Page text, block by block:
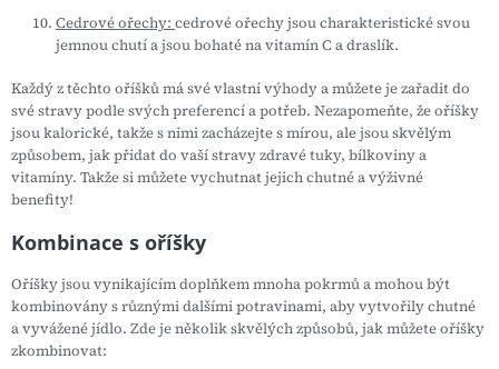
Cedrové ořechy: cedrové ořechy jsou charakteristické svou
jemnou chutí a jsou bohaté na vitamín C a draslík.
Každý z těchto oříšků má své vlastní výhody a můžete je zařadit do
své stravy podle svých preferencí a potřeb. Nezapomeňte, že oříšky
jsou kalorické, takže s nimi zacházejte s mírou, ale jsou skvělým
způsobem, jak přidat do vaší stravy zdravé tuky, bílkoviny a
vitamíny. Takže si můžete vychutnat jejich chutné a výživné
benefity!
Kombinace s oříšky
Oříšky jsou vynikajícím doplňkem mnoha pokrmů a mohou být
kombinovány s různými dalšími potravinami, aby vytvořily chutné
a vyvážené jídlo. Zde je několik skvělých způsobů, jak můžete oříšky
zkombinovat: